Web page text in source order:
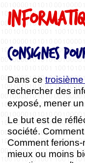
Consignes
Dans ce
rechercher des
exposé, mener
Le but est de
société.
Comment
mieux ou moins